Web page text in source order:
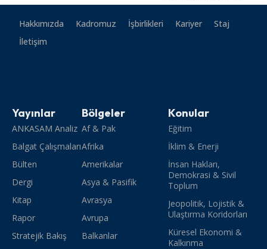
Hakkımızda Kadromuz İşbirlikleri Kariyer
Staj
İletişim
Yayınlar
ANKASAM Analiz
Balgat Çalışmaları
Bülten
Dergi
Kitap
Rapor
Stratejik Bakış
Bölgeler
Af & Pak
Afrika
Amerikalar
Asya & Pasifik
Avrasya
Avrupa
Balkanlar
Konular
Eğitim
İklim & Enerji
İnsan Hakları,
Demokrasi & Sivil
Toplum
Jeopolitik, Lojistik &
Ulaştırma Koridorları
Küresel Ekonomi &
Kalkınma